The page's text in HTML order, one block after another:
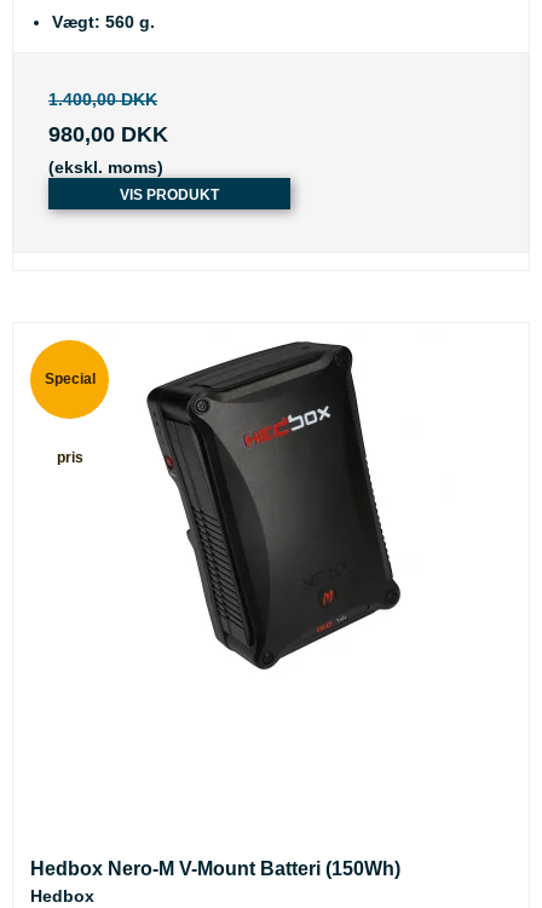
Vægt: 560 g.
1.400,00 DKK
980,00 DKK
(ekskl. moms)
VIS PRODUKT
Special
pris
Hedbox Nero-M V-Mount Batteri (150Wh)
Hedbox